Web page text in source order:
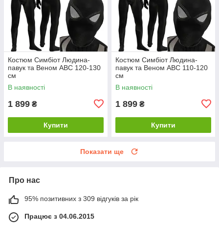
Костюм Симбіот Людина-
павук та Веном ABC 120-130
см
В наявності
1 899 ₴
Купити
Костюм Симбіот Людина-
павук та Веном ABC 110-120
см
В наявності
1 899 ₴
Купити
Показати ще
Про нас
95% позитивних з 309 відгуків за рік
Працює з 04.06.2015